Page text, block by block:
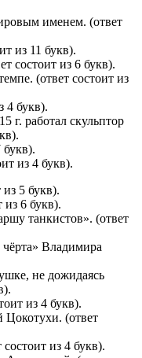
именем. (ответ
из 11 букв).
состоит из 6 букв).
(ответ состоит из
4 букв).
г. работал скульптор
букв).
из 4 букв).
5 букв).
из 6 букв).
танкистов». (ответ
Владимира
не дожидаясь
из 4 букв).
Цокотухи. (ответ
из 4 букв).